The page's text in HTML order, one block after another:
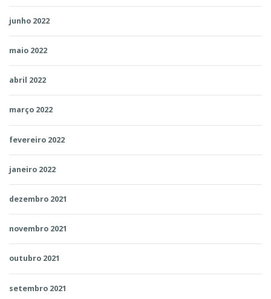
junho 2022
maio 2022
abril 2022
março 2022
fevereiro 2022
janeiro 2022
dezembro 2021
novembro 2021
outubro 2021
setembro 2021